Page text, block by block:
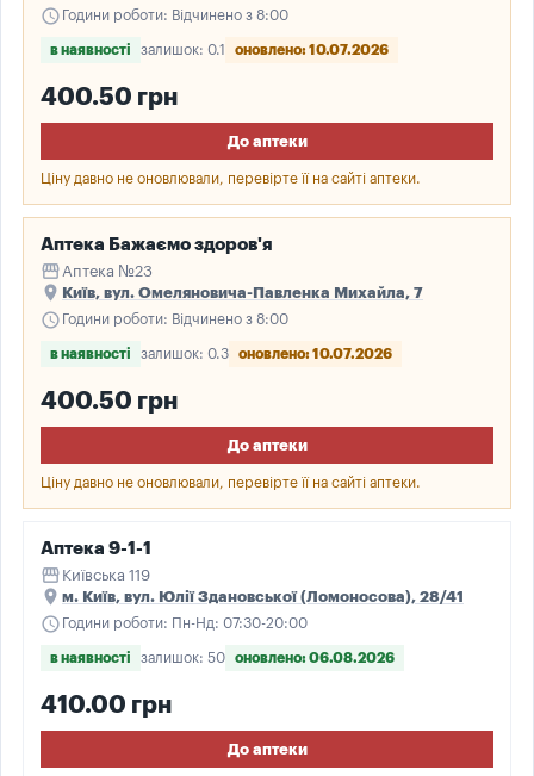
schedule Години роботи: Відчинено з 8:00
в наявності залишок: 0.1 оновлено: 10.07.2026
400.50 грн
До аптеки
Ціну давно не оновлювали, перевірте її на сайті аптеки.
Аптека Бажаємо здоров'я
storefront Аптека №23
place Київ, вул. Омеляновича-Павленка Михайла, 7
schedule Години роботи: Відчинено з 8:00
в наявності залишок: 0.3 оновлено: 10.07.2026
400.50 грн
До аптеки
Ціну давно не оновлювали, перевірте її на сайті аптеки.
Аптека 9-1-1
storefront Київська 119
place м. Київ, вул. Юлії Здановської (Ломоносова), 28/41
schedule Години роботи: Пн-Нд: 07:30-20:00
в наявності залишок: 50 оновлено: 06.08.2026
410.00 грн
До аптеки